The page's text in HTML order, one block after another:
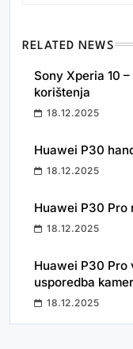
RELATED NEWS
Sony Xperia 10
korištenja
18.12.2025
Huawei P30
18.12.2025
Huawei P30 Pro
18.12.2025
Huawei P30 Pro
usporedba
18.12.2025